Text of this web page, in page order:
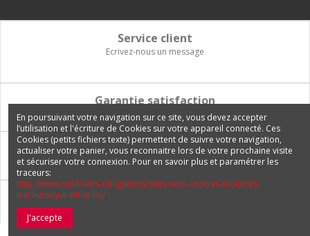
Service client
Ecrivez-nous un message
Garantie satisfaction
Vous disposez de 14 jours pour changer d'avis et être remboursé
Paiement 100% sécurisé
Carte bancaire, PayPal, 3 fois sans frais, virement bancaire
Livraison Internationale
Expédition en France, en Europe et vers tous les DOM-TOM
En poursuivant votre navigation sur ce site, vous devez accepter
l’utilisation et l'écriture de Cookies sur votre appareil connecté. Ces
Cookies (petits fichiers texte) permettent de suivre votre navigation,
actualiser votre panier, vous reconnaitre lors de votre prochaine visite
et sécuriser votre connexion. Pour en savoir plus et paramétrer les
traceurs:
http://www.cnil.fr/vos-obligations/sites-web-cookies-et-autres-
traceurs/que-dit-la-loi/
J'accepte